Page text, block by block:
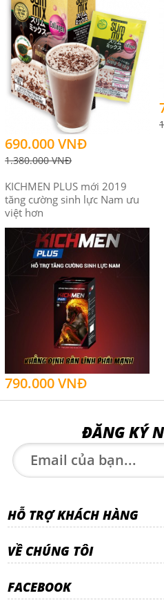
690.000 VNĐ
1.380.000 VNĐ
KICHMEN PLUS mới 2019
tăng cường sinh lực Nam ưu
việt hơn
790.000 VNĐ
ĐĂNG KÝ
HỖ TRỢ KHÁCH HÀNG
VỀ CHÚNG TÔI
FACEBOOK